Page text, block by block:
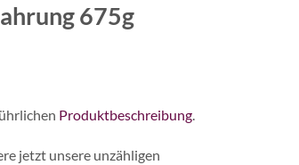
675g
Produktbeschreibung
jetzt unsere unzähligen